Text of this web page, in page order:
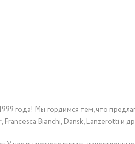
года! Мы гордимся тем, что
Bianchi, Dansk, Lanzerotti и